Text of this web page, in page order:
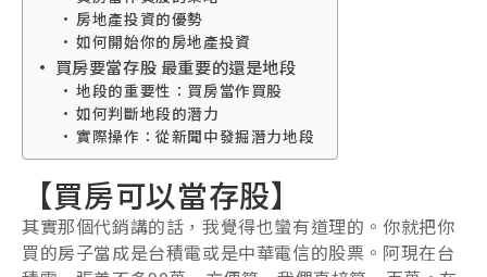
房地產投資的優勢
如何開始你的房地產投資
買房要當存股 最重要的還是地段
地段的重要性：買房當作買股
如何判斷地段的潛力
實際操作：從新聞中發掘潛力地段
【買房可以當存股】
其實那個代銷講的話，我覺得也蠻有道理的。你就把你
買的房子當成是台積電或是中華電信的股票。阿現在台